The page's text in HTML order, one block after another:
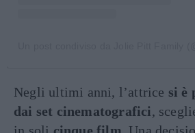
Negli ultimi anni, l’attrice si è
dai set cinematografici,